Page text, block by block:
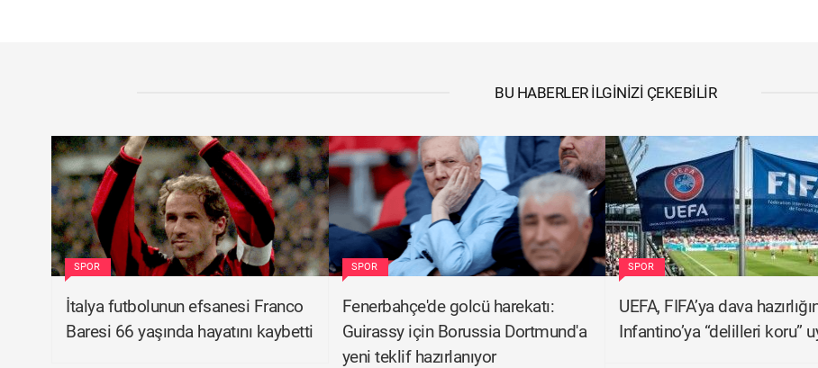
BU HABERLER İLGINIZI ÇEKEBILIR
SPOR
İtalya futbolunun efsanesi Franco
Baresi 66 yaşında hayatını kaybetti
SPOR
Fenerbahçe'de golcü harekatı:
Guirassy için Borussia Dortmund'a
yeni teklif hazırlanıyor
SPOR
UEFA, FIFA’ya dava
Infantino’ya “delilleri koru”